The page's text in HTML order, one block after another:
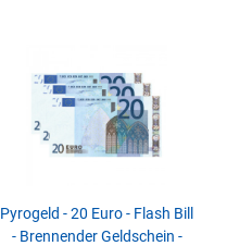
Pyrogeld - 20 Euro - Flash Bill
- Brennender Geldschein -